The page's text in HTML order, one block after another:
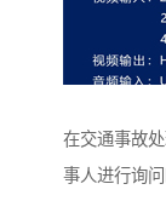
在交通事故
事人进行询